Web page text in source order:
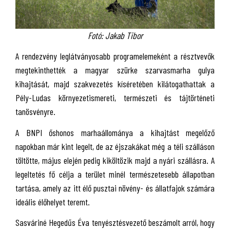
Fotó: Jakab Tibor
A rendezvény leglátványosabb programelemeként a résztvevők
megtekinthették a magyar szürke szarvasmarha gulya
kihajtását, majd szakvezetés kíséretében kilátogathattak a
Pély-Ludas környezetismereti, természeti és tájtörténeti
tanösvényre.
A BNPI őshonos marhaállománya a kihajtást megelőző
napokban már kint legelt, de az éjszakákat még a téli szálláson
töltötte, május elején pedig kiköltözik majd a nyári szállásra. A
legeltetés fő célja a terület minél természetesebb állapotban
tartása, amely az itt élő pusztai növény- és állatfajok számára
ideális élőhelyet teremt.
Sasváriné Hegedűs Éva tenyésztésvezető beszámolt arról, hogy